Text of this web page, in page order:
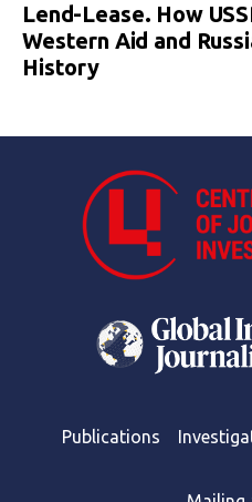
Lend-Lease. How
Western Aid and
History
Publications